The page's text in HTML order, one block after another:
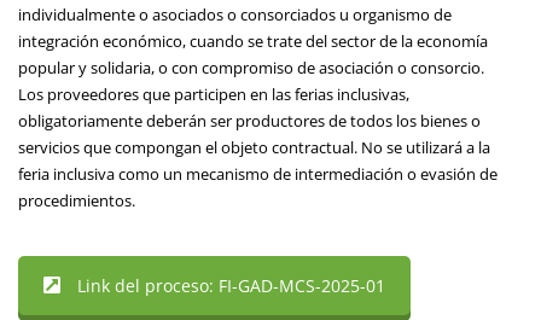
individualmente o asociados o consorciados u organismo de
integración económico, cuando se trate del sector de la economía
popular y solidaria, o con compromiso de asociación o consorcio.
Los proveedores que participen en las ferias inclusivas,
obligatoriamente deberán ser productores de todos los bienes o
servicios que compongan el objeto contractual. No se utilizará a la
feria inclusiva como un mecanismo de intermediación o evasión de
procedimientos.
Link del proceso: FI-GAD-MCS-2025-01